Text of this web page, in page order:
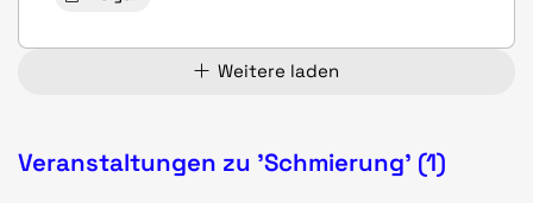
Weitere laden
Veranstaltungen zu 'Schmierung' (1)